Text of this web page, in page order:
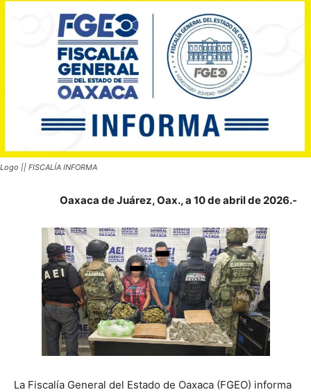
Logo || FISCALÍA INFORMA
Oaxaca de Juárez, Oax., a 10 de abril de 2026.-
La Fiscalía General del Estado de Oaxaca (FGEO) informa